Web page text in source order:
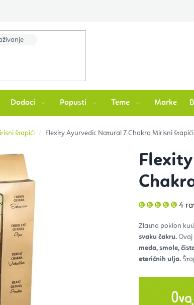
Dodaci Popusti Teme Marke
štapići Flexity Ayurvedic Natural 7 Chakra Mirisni
5,0
od
5
4
Zlatna poklon
svaku čakru. Ovaj
meda, smole,
eteričnih ulja.